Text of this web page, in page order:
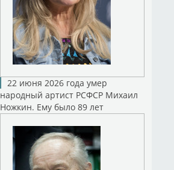
22 июня 2026 года умер
народный артист РСФСР Михаил
Ножкин. Ему было 89 лет